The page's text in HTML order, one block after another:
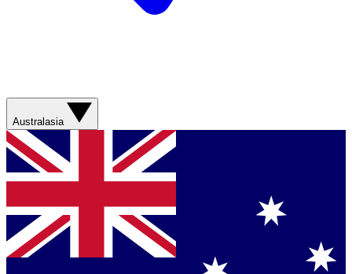
Australasia